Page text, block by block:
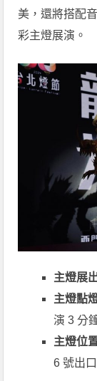
美，還將搭配
彩主燈展演。
主燈展
主燈點
演 3 分
主燈位
6 號出口